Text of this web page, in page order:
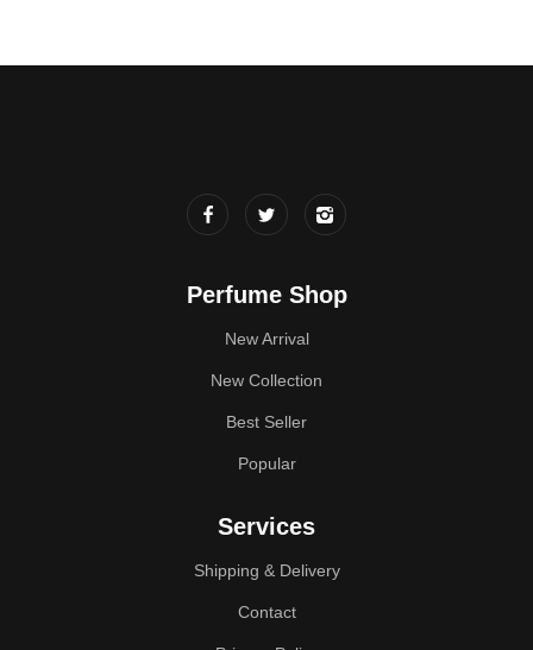
Perfume Shop
New Arrival
New Collection
Best Seller
Popular
Services
Shipping & Delivery
Contact